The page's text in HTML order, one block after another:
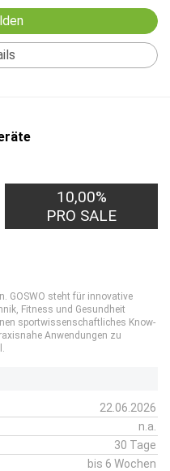
10,00%
PRO SALE
GOSWO steht für innovative
Fitness und Gesundheit
sportwissenschaftliches Know-
Anwendungen zu
22.06.2026
n.a.
30 Tage
bis 6 Wochen